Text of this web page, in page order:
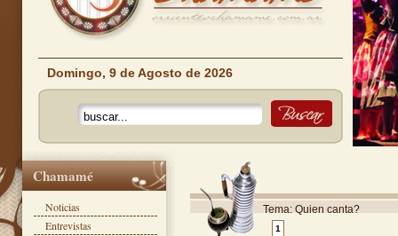
Domingo, 9 de Agosto de 2026
Tema: Quien canta?
1
Chamamé
Noticias
Entrevistas